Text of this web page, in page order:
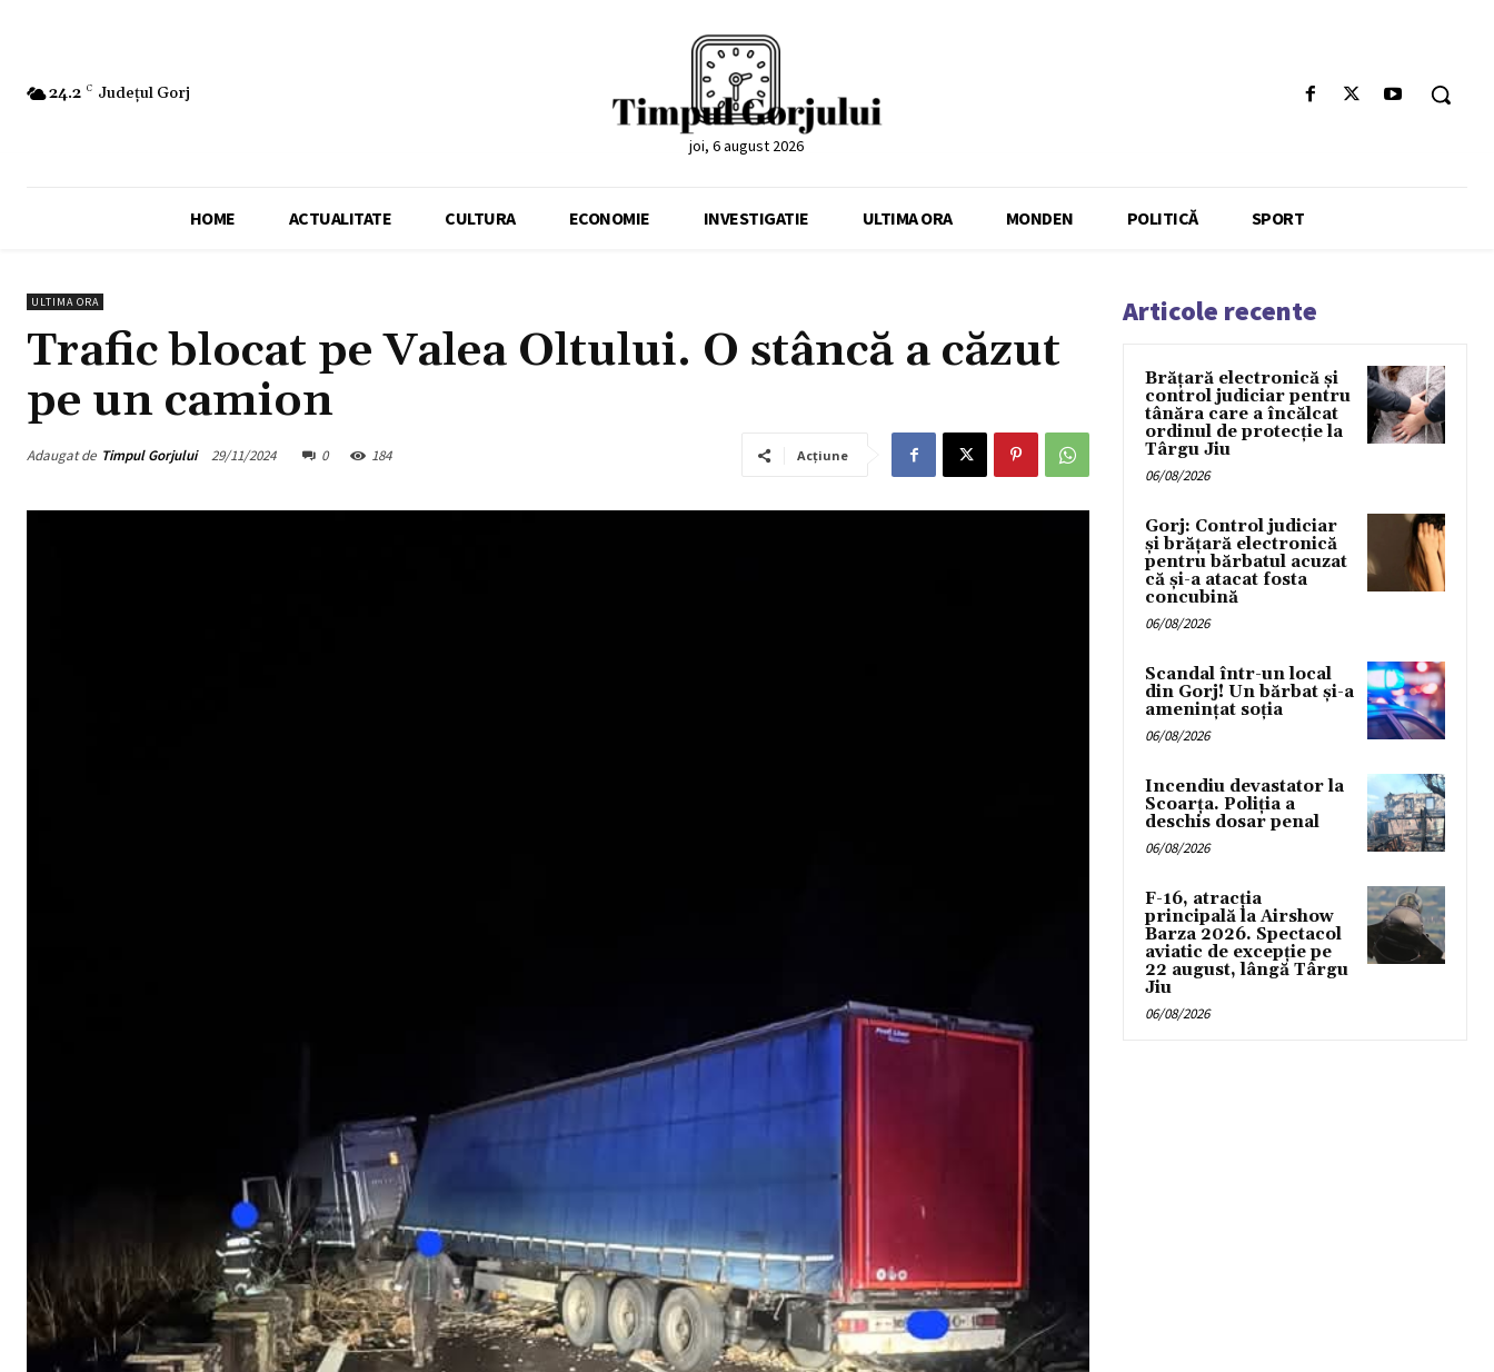
24.2 C Județul Gorj
joi, 6 august 2026
HOME ACTUALITATE CULTURA ECONOMIE INVESTIGATIE ULTIMA ORA MONDEN POLITICĂ SPORT
ULTIMA ORA
Trafic blocat pe Valea Oltului. O stâncă a căzut
pe un camion
Adaugat de Timpul Gorjului 29/11/2024 0 184 Acțiune
Articole recente
Brățară electronică și
control judiciar pentru
tânăra care a încălcat
ordinul de protecție la
Târgu Jiu
06/08/2026
Gorj: Control judiciar
și brățară electronică
pentru bărbatul acuzat
că și-a atacat fosta
concubină
06/08/2026
Scandal într-un local
din Gorj! Un bărbat și-a
amenințat soția
06/08/2026
Incendiu devastator la
Scoarța. Poliția a
deschis dosar penal
06/08/2026
F-16, atracția
principală la Airshow
Barza 2026. Spectacol
aviatic de excepție pe
22 august, lângă Târgu
Jiu
06/08/2026